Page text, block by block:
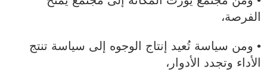
الفرصة،
• ومن سياسة تُعيد إنتاج الوجوه إلى سياسة تنتج
الأداء وتجدد الأدوار،